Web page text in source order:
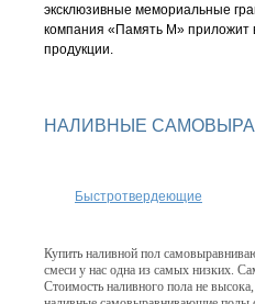
эксклюзивные мемориальные
компания «Память М» приложит
продукции.
НАЛИВНЫЕ
Быстротвердеющие
Купить наливной пол
смеси у нас одна из самых низких.
Стоимость наливного пола не